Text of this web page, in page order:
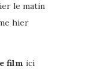
le matin
hier
film ici